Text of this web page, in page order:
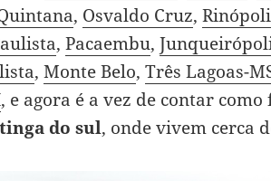
, Osvaldo Cruz,
, Pacaembu,
, Monte Belo, Três Lagoas-
, e agora é a vez de contar
do sul, onde vivem cerca